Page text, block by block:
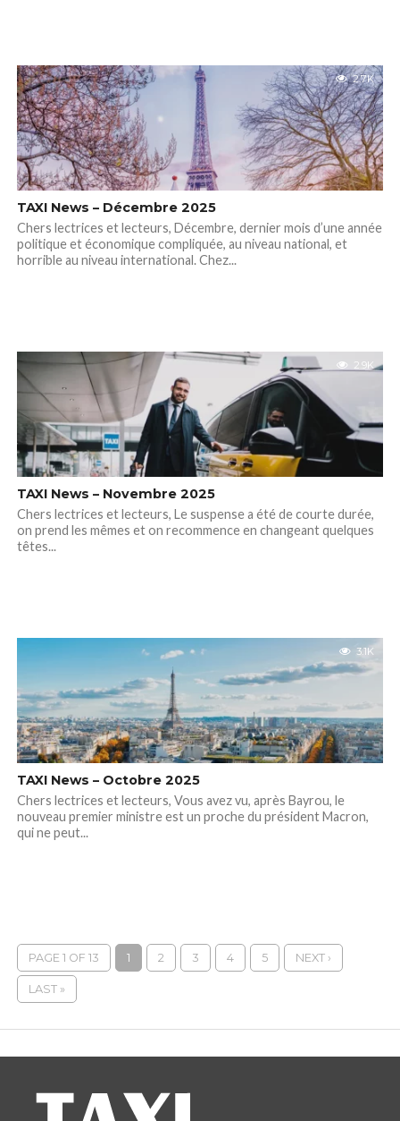
2.7K
TAXI News – Décembre 2025
Chers lectrices et lecteurs, Décembre, dernier mois d’une année
politique et économique compliquée, au niveau national, et
horrible au niveau international. Chez...
2.9K
TAXI News – Novembre 2025
Chers lectrices et lecteurs, Le suspense a été de courte durée,
on prend les mêmes et on recommence en changeant quelques
têtes...
3.1K
TAXI News – Octobre 2025
Chers lectrices et lecteurs, Vous avez vu, après Bayrou, le
nouveau premier ministre est un proche du président Macron,
qui ne peut...
PAGE 1 OF 13 1 2 3 4 5 NEXT ›
LAST »